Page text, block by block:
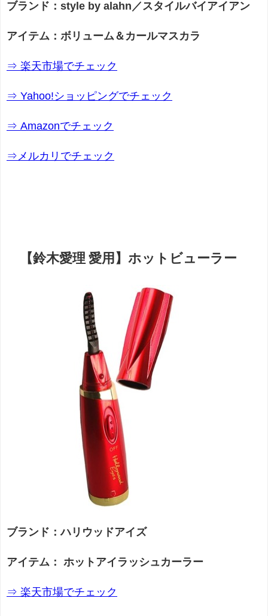
ブランド：style by alahn／スタイルバイアイアン
アイテム：ボリューム＆カールマスカラ
⇒ 楽天市場でチェック
⇒ Yahoo!ショッピングでチェック
⇒ Amazonでチェック
⇒メルカリでチェック
【鈴木愛理 愛用】ホットビューラー
ブランド：ハリウッドアイズ
アイテム： ホットアイラッシュカーラー
⇒ 楽天市場でチェック